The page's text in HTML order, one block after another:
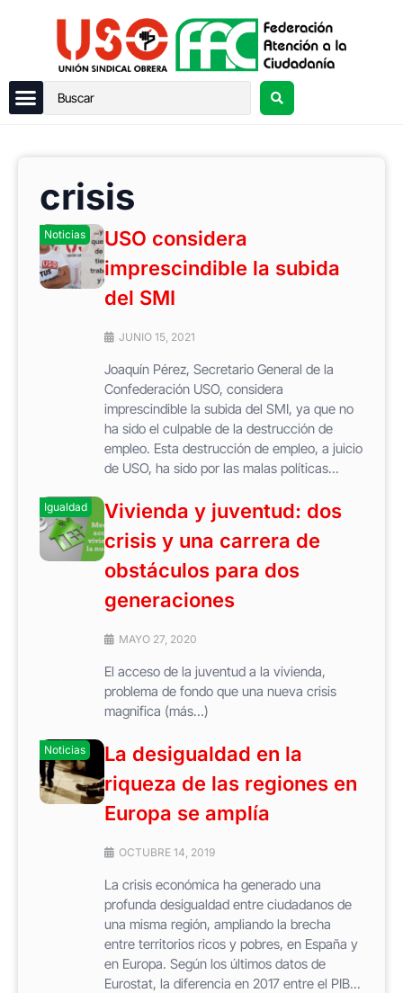
crisis
Noticias
USO considera
imprescindible la subida
del SMI
JUNIO 15, 2021
Joaquín Pérez, Secretario General de la
Confederación USO, considera
imprescindible la subida del SMI, ya que no
ha sido el culpable de la destrucción de
empleo. Esta destrucción de empleo, a juicio
de USO, ha sido por las malas políticas...
Igualdad
Vivienda y juventud: dos
crisis y una carrera de
obstáculos para dos
generaciones
MAYO 27, 2020
El acceso de la juventud a la vivienda,
problema de fondo que una nueva crisis
magnifica (más…)
Noticias
La desigualdad en la
riqueza de las regiones en
Europa se amplía
OCTUBRE 14, 2019
La crisis económica ha generado una
profunda desigualdad entre ciudadanos de
una misma región, ampliando la brecha
entre territorios ricos y pobres, en España y
en Europa. Según los últimos datos de
Eurostat, la diferencia en 2017 entre el PIB...